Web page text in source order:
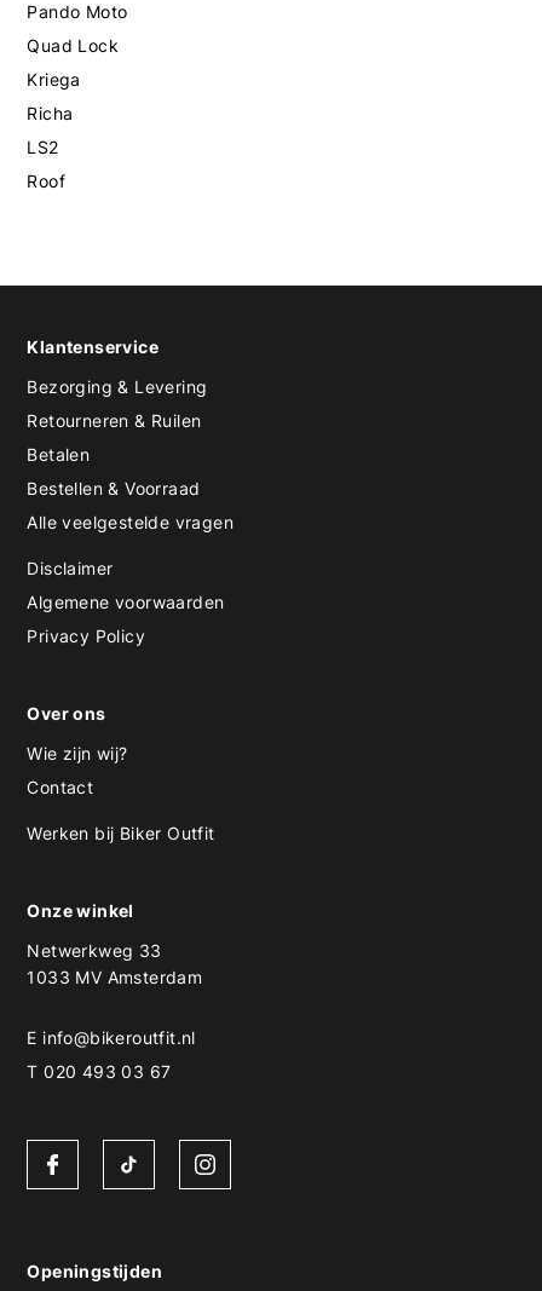
Pando Moto
Quad Lock
Kriega
Richa
LS2
Roof
Klantenservice
Bezorging & Levering
Retourneren & Ruilen
Betalen
Bestellen & Voorraad
Alle veelgestelde vragen
Disclaimer
Algemene voorwaarden
Privacy Policy
Over ons
Wie zijn wij?
Contact
Werken bij Biker Outfit
Onze winkel
Netwerkweg 33
1033 MV Amsterdam
E info@bikeroutfit.nl
T 020 493 03 67
Openingstijden